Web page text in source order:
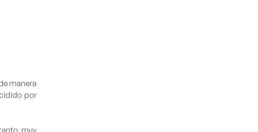
manera
por